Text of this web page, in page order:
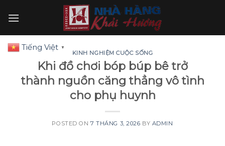
KINH NGHIỆM CUỘC SỐNG
Khi đồ chơi bóp búp bê trở
thành nguồn căng thẳng vô tình
cho phụ huynh
POSTED ON7 THÁNG 3, 2026 BY ADMIN
Tiếng Việt ▼